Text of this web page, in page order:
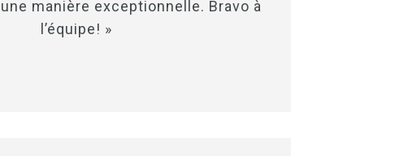
manière exceptionnelle. Bravo à
l’équipe! »